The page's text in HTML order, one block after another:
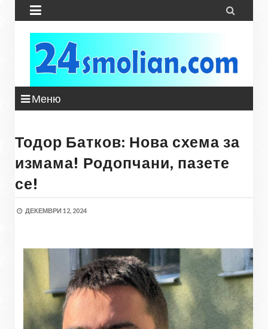
 
Меню
Тодор Батков: Нова схема за
измама! Родопчани, пазете
се!
ДЕКЕМВРИ 12, 2024